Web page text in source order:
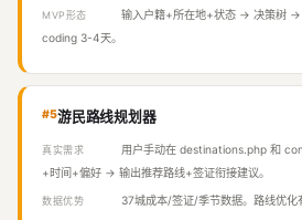
MVP形态
输入户籍+所在地+状态 → 决策树 →
coding 3-4天。
#5游民路线规划器
真实需求
用户手动在 destinations.php 和
+时间+偏好 → 输出推荐路线+签证衔接建议。
数据优势 37城成本/签证/季节数据。路线优化